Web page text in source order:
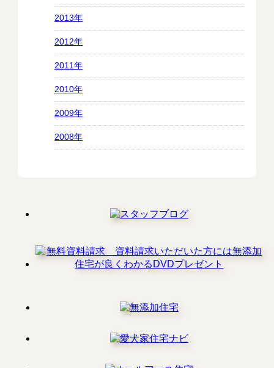
2013年
2012年
2011年
2010年
2009年
2008年